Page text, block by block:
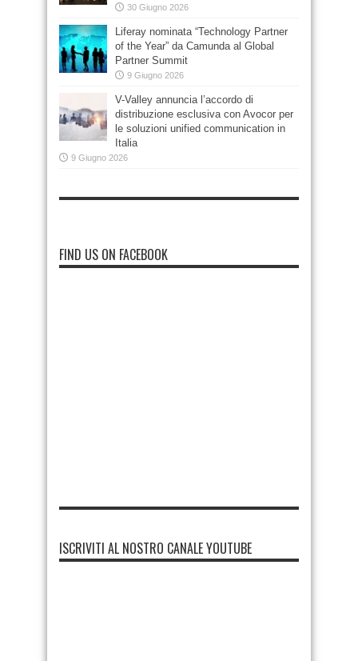
30 Giugno 2026
Liferay nominata “Technology Partner
of the Year” da Camunda al Global
Partner Summit
9 Giugno 2026
V-Valley annuncia l’accordo di
distribuzione esclusiva con Avocor per
le soluzioni unified communication in
Italia
9 Giugno 2026
FIND US ON FACEBOOK
ISCRIVITI AL NOSTRO CANALE YOUTUBE